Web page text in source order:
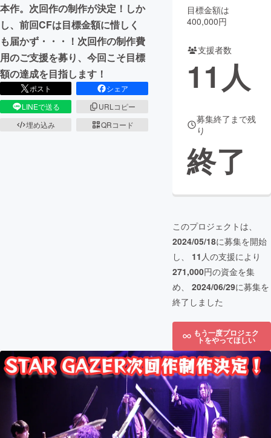
CAMPFIREふるさと納税machi-ya コミュニティ
本作。次回作の制作が決定！しか
し、前回CFは目標金額に惜しく
も届かず・・・！次回作の制作費
用のご支援を募り、今回こそ目標
額の達成を目指します！
ポスト
シェア
LINEで送る
URLコピー
埋め込み
QRコード
目標金額は
400,000円
支援者数
11 人
募集終了まで残
り
終了
このプロジェクトは、
2024/05/18に募集を開始
し、 11 人の支援により
271,000円の資金を集
め、 2024/06/29に募集を
終了しました
もう一度プロジェク
トをやってほしい